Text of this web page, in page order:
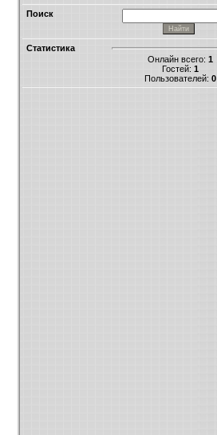
Поиск
Статистика
Онлайн всего: 1
Гостей: 1
Пользователей: 0